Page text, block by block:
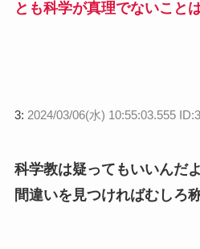
とも科学が真理でないこと
3: 2024/03/06(水) 10:55:03.555
科学教は疑ってもいいんだよ
間違いを見つければむしろ